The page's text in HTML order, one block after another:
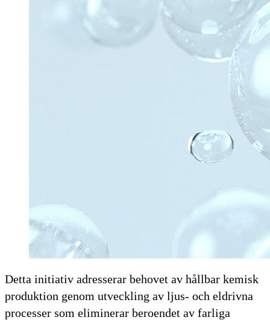
Detta initiativ adresserar behovet av hållbar kemisk
produktion genom utveckling av ljus- och eldrivna
processer som eliminerar beroendet av farliga